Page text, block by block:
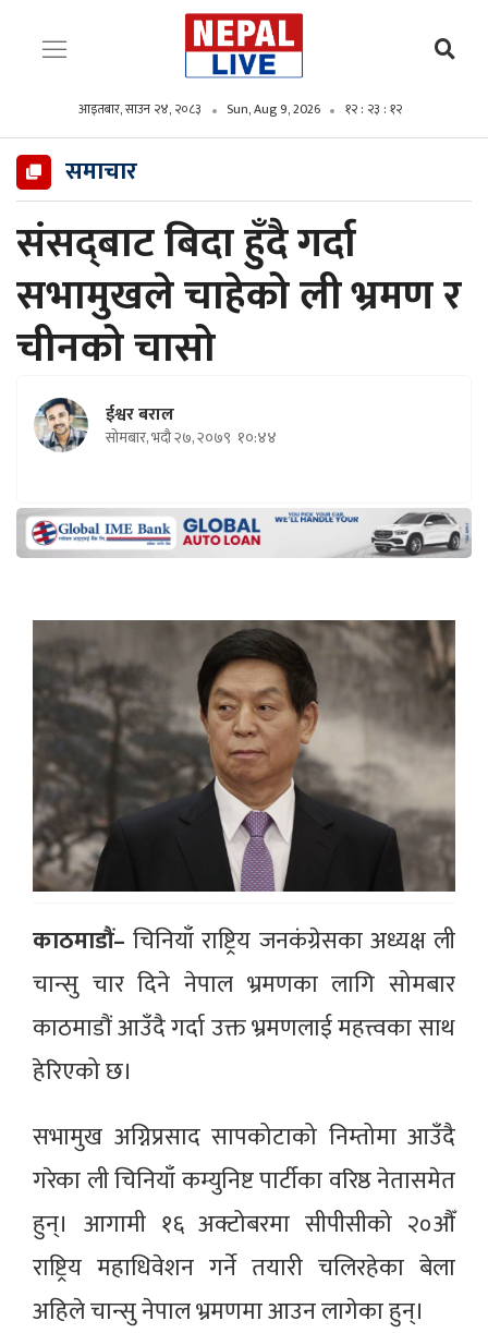
आइतबार, साउन २४, २०८३ Sun, Aug 9, 2026 १२ : २३ : १४
समाचार
संसद्‌बाट बिदा हुँदै गर्दा
सभामुखले चाहेको ली भ्रमण र
चीनको चासो
ईश्वर बराल
सोमबार, भदौ २७, २०७९ १०:४४
काठमाडौं–चिनियाँ राष्ट्रिय जनकंग्रेसका अध्यक्ष ली
चान्सु चार दिने नेपाल भ्रमणका लागि सोमबार
काठमाडौं आउँदै गर्दा उक्त भ्रमणलाई महत्त्वका साथ
हेरिएको छ।
सभामुख अग्निप्रसाद सापकोटाको निम्तोमा आउँदै
गरेका ली चिनियाँ कम्युनिष्ट पार्टीका वरिष्ठ नेतासमेत
हुन्। आगामी १६ अक्टोबरमा सीपीसीको २०औँ
राष्ट्रिय महाधिवेशन गर्ने तयारी चलिरहेका बेला
अहिले चान्सु नेपाल भ्रमणमा आउन लागेका हुन्।